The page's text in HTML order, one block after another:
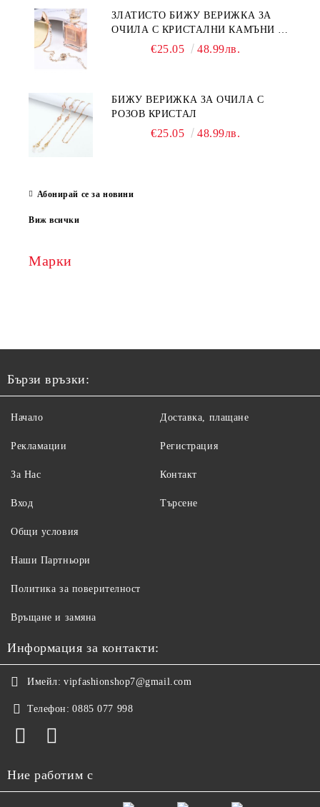
ЗЛАТИСТО БИЖУ ВЕРИЖКА ЗА
ОЧИЛА С КРИСТАЛНИ КАМЪНИ И
€25.05 48.99лв.
БИЖУ ВЕРИЖКА ЗА ОЧИЛА С
РОЗОВ КРИСТАЛ
€25.05 48.99лв.
Абонирай се за новини
Виж всички
Марки
Бързи връзки:
Начало
Рекламации
За Нас
Вход
Доставка, плащане
Регистрация
Контакт
Търсене
Общи условия
Наши Партньори
Политика за поверителност
Връщане и замяна
Информация за контакти:
Имейл: vipfashionshop7@gmail.com
Телефон: 0885 077 998
Ние работим с